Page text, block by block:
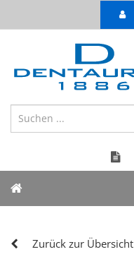
Zurück zur Übersicht